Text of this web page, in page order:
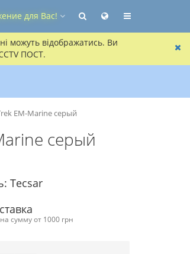
можуть відображатись. Ви
ПОСТ.
для Вас!
EM-Marine серый
серый
Tecsar
сумму от 1000 грн